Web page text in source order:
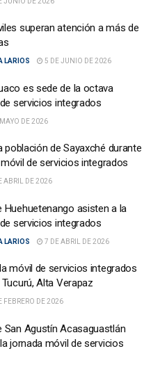
superan atención a más de
LARIOS 5 DE JUNIO DE 2026
es sede de la octava
servicios integrados
DE 2026
población de Sayaxché durante
de servicios integrados
ABRIL DE 2026
Huehuetenango asisten a la
servicios integrados
LARIOS 7 DE ABRIL DE 2026
móvil de servicios integrados
Alta Verapaz
FEBRERO DE 2026
San Agustín Acasaguastlán
jornada móvil de servicios